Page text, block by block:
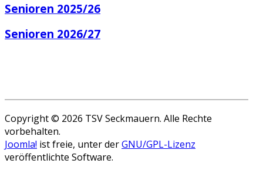
Senioren 2025/26
Senioren 2026/27
Copyright © 2026 TSV Seckmauern. Alle Rechte
vorbehalten.
Joomla! ist freie, unter derGNU/GPL-Lizenz
veröffentlichte Software.